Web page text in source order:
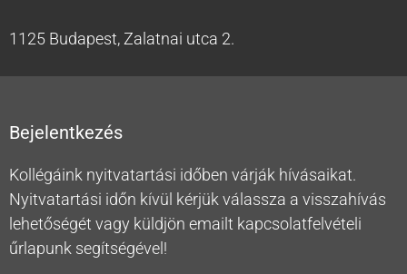
1125 Budapest, Zalatnai utca 2.
Bejelentkezés
Kollégáink nyitvatartási időben várják hívásaikat.
Nyitvatartási időn kívül kérjük válassza a visszahívás
lehetőségét vagy küldjön emailt kapcsolatfelvételi
űrlapunk segítségével!